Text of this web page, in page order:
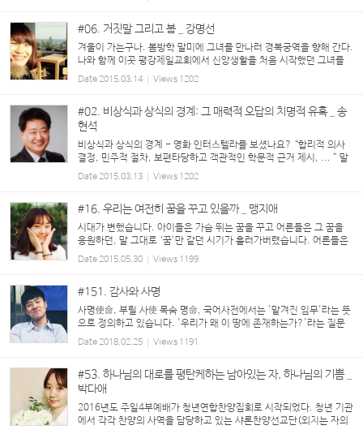
생님의 말씀을 배부르게 먹었으니, ‘자, 운...
#06. 거짓말 그리고 봄 _ 강명선
겨울이 가는구나. 봄방학 말미에 그녀를 만나러 경복궁역을 향해 간다.
나와 함께 이곳 평강제일교회에서 신앙생활을 처음 시작했던 그녀를
이제 교회에서는 만날 수 없다. 그래서 일 년에 한 번 정도 그녀가 나를
부르면 내가 간다. 늘 내 가방에는 머뭇머...
Date2015.03.14 Views 1202
#02. 비상식과 상식의 경계: 그 매력적 오답의 치명적 유혹 _ 송
현석
비상식과 상식의 경계 - 영화 인터스텔라를 보셨나요? “합리적 의사
결정, 민주적 절차, 보편타당하고 객관적인 학문적 근거 제시, ... ” 말
은 한참 어려워도 결국은 우리네 삶의 기준이 되고 많은 학문적 접근의
기초를 이루는 중요한 개념들이다. 이...
Date2015.03.13 Views 1202
#16. 우리는 여전히 꿈을 꾸고 있을까 _ 맹지애
시대가 변했습니다. 아이들은 가슴 뛰는 꿈을 꾸고 어른들은 그 꿈을
응원하던, 말 그대로 ‘꿈’만 같던 시기가 흘러가버렸습니다. 어른들은
말합니다. 공부를 열심히 해야 좋은 대학에 가고, 좋은 대학에 가야 좋
은 직업을 얻고, 좋은 직업을 얻어야 편...
Date2015.05.30 Views 1199
#151. 감사와 사명
사명使命, 부릴 사使 목숨 명命, 국어사전에서는 '맡겨진 임무'라는 뜻
으로 정의하고 있습니다. '우리가 왜 이 땅에 존재하는가?'라는 질문
에 대한 답과 존재 이유를 설명 할 수 있는 단어인 셈입니다. 아마도 이
사명이 가장 중요시되는 직업은 ...
Date2018.02.25 Views 1191
#53. 하나님의 대로를 평탄케하는 남아있는 자, 하나님의 기쁨 _
박다애
2016년도 주일4부예배가 청년연합찬양집회로 시작되었다. 청년 기관
에서 각각 찬양의 사역을 담당하고 있는 샤론찬양선교단(외치는 자의